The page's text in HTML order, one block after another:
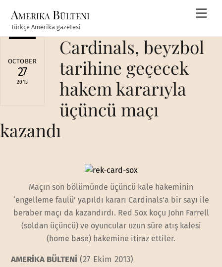
content
Amerika Bülteni
Türkçe Amerika gazetesi
OCTOBER
27
2013
Cardinals, beyzbol
tarihine geçecek
hakem kararıyla
üçüncü maçı
kazandı
Maçın son bölümünde üçüncü kale hakeminin
‘engelleme faulü’ yapıldı kararı Cardinals’a bir sayı ile
beraber maçı da kazandırdı. Red Sox koçu John Farrell
(soldan üçüncü) ve oyuncular uzun süre atış kalesi
(home base) hakemine itiraz ettiler.
AMERİKA BÜLTENİ (27 Ekim 2013)